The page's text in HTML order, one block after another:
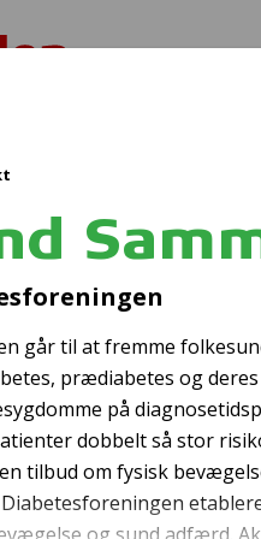
går til at fremme
prædiabetes og
på
dobbelt så stor
tilbud om fysisk
og sund adfærd.